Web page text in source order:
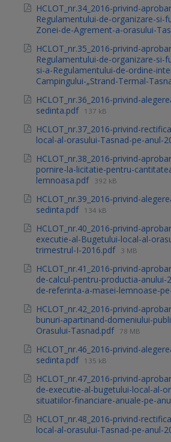
HCLOT_nr.34_2016-privind-
Regulamentului-de-organizare-si-
Zonei-de-Agrement-a-orasului-
HCLOT_nr.35_2016-privind-
Regulamentului-de-organizare-si-
si-a-Regulamentului-de-ordine-
Campingului-„Strand-Termal-
HCLOT_nr.36_2016-privind-
sedinta.pdf 137 kB
HCLOT_nr.37_2016-privind-
local-al-orasului-Tasnad-pe-anul-
HCLOT_nr.38_2016-privind-
pornire-la-licitatie-pentru-
lemnoasa.pdf 392 kB
HCLOT_nr.39_2016-privind-
sedinta.pdf 134 kB
HCLOT_nr.40_2016-privind-
executie-al-Bugetului-local-al-
trimestrul-I-2016.pdf 3 MB
HCLOT_nr.41_2016-privind-
de-calcul-pentru-productia-anului-
de-referinta-a-masei-lemnoase-
HCLOT_nr.42_2016-privind-
bunuri-apartinand-domeniului-
Orasului-Tasnad.pdf 78 MB
HCLOT_nr.46_2016-privind-
sedinta.pdf 135 kB
HCLOT_nr.47_2016-privind-
de-executie-al-bugetului-local-al-
situatiilor-financiare-anuale-pe-
HCLOT_nr.48_2016-privind-
local-al-orasului-Tasnad-pe-anul-